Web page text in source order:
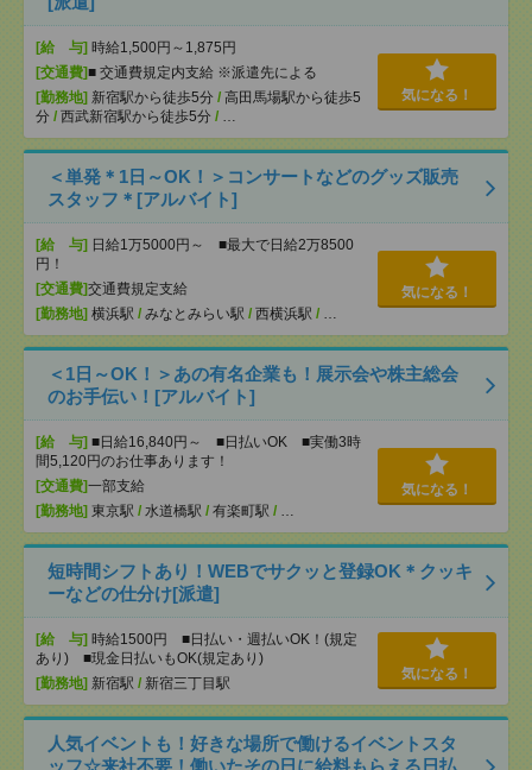
[給 与] 時給1,500円～1,875円
[交通費]■ 交通費規定内支給 ※派遣先による
[勤務地] 新宿駅から徒歩5分 / 高田馬場駅から徒歩5
分 / 西武新宿駅から徒歩5分 / …
気になる！
＜単発＊1日～OK！＞コンサートなどのグッズ販売
スタッフ＊[アルバイト]
[給 与] 日給1万5000円～ ■最大で日給2万8500
円！
[交通費]交通費規定支給
[勤務地] 横浜駅 / みなとみらい駅 / 西横浜駅 / …
気になる！
＜1日～OK！＞あの有名企業も！展示会や株主総会
のお手伝い！[アルバイト]
[給 与] ■日給16,840円～ ■日払いOK ■実働3時
間5,120円のお仕事あります！
[交通費]一部支給
[勤務地] 東京駅 / 水道橋駅 / 有楽町駅 / …
気になる！
短時間シフトあり！WEBでサクッと登録OK＊クッキ
ーなどの仕分け[派遣]
[給 与] 時給1500円 ■日払い・週払いOK！(規定
あり) ■現金日払いもOK(規定あり)
[勤務地] 新宿駅 / 新宿三丁目駅
気になる！
人気イベントも！好きな場所で働けるイベントスタ
ッフ☆来社不要！働いたその日に給料もらえる日払